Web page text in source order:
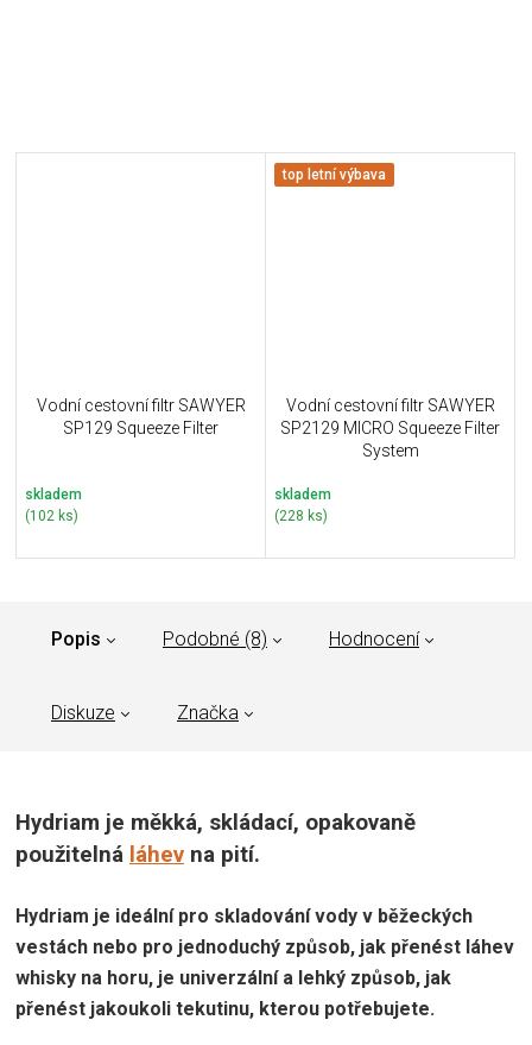
Vodní cestovní filtr SAWYER
SP129 Squeeze Filter
skladem
(102 ks)
top letní výbava
Vodní cestovní filtr SAWYER
SP2129 MICRO Squeeze Filter
System
skladem
(228 ks)
Popis Podobné (8) Hodnocení
Diskuze Značka
Hydriam je měkká, skládací, opakovaně
použitelná láhev na pití.
Hydriam je ideální pro skladování vody v běžeckých
vestách nebo pro jednoduchý způsob, jak přenést láhev
whisky na horu, je univerzální a lehký způsob, jak
přenést jakoukoli tekutinu, kterou potřebujete.